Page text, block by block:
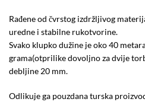
Rađene od čvrstog izdržljivog
uredne i stabilne rukotvorine.
Svako klupko dužine je oko 40
grama(otprilike dovoljno za dvije
debljine 20 mm.
Odlikuje ga pouzdana turska